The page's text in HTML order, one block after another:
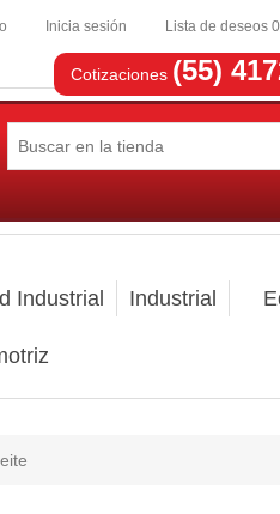
Inicia sesión Lista de deseos 0
Cotizaciones (55)
Industrial Industrial